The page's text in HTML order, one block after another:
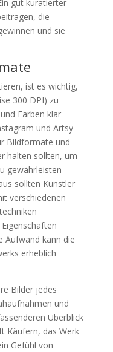
gut kuratierter
die
und sie
ist es wichtig,
300 DPI) zu
Farben klar
und Artsy
Bildformate und -
halten sollten, um
gewährleisten
sollten Künstler
verschiedenen
Aufwand kann die
erheblich
Bilder jedes
und
Überblick
Käufern, das Werk
Gefühl von